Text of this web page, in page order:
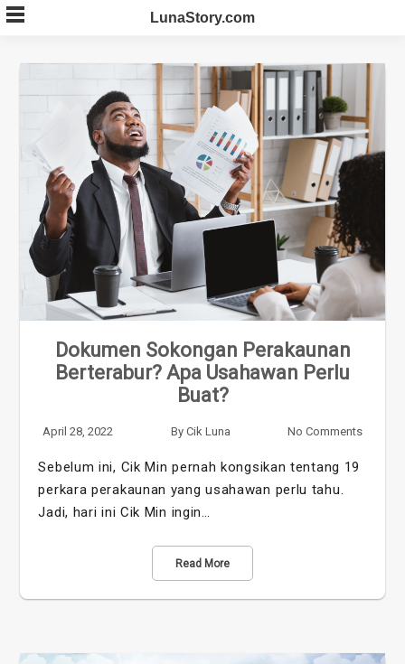
Skip
to
LunaStory.com
Dokumen Sokongan Perakaunan
Berterabur? Apa Usahawan Perlu
Buat?
April 28, 2022 By Cik Luna No Comments
Sebelum ini, Cik Min pernah kongsikan tentang 19
perkara perakaunan yang usahawan perlu tahu.
Jadi, hari ini Cik Min ingin…
Read More